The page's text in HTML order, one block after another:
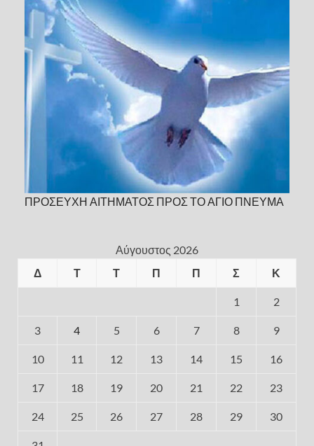
ΠΡΟΣΕΥΧΗ ΑΙΤΗΜΑΤΟΣ ΠΡΟΣ ΤΟ ΑΓΙΟ ΠΝΕΥΜΑ
Αύγουστος 2026
Δ
Τ Τ Π Π Σ Κ
1 2
3 4 5 6 7 8 9
10 11 12 13 14 15 16
17 18 19 20 21 22 23
24 25 26 27 28 29 30